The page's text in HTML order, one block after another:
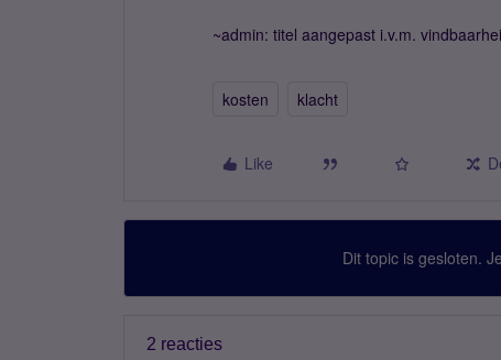
~admin: titel aangepast i.v.m.
kosten klacht
Like
Dit topic is gesloten.
2 reacties